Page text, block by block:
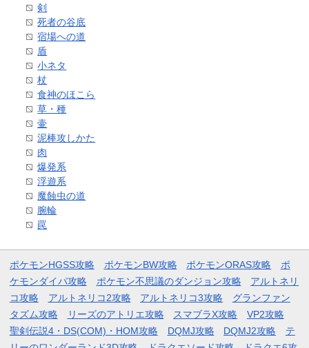
剣
死者の谷底
宿場への道
盾
小ネタ
杖
食神のほこら
草・種
壷
泥棒攻しかた
肉
爆発系
浮遊系
魔蝕虫の道
腕輪
罠
ポケモンHGSS攻略 ポケモンBW攻略 ポケモンORAS攻略
ポ
ケモンダイパ攻略
ポケモン不思議のダンジョン攻略
アルトネリ
コ攻略
アルトネリコ2攻略 アルトネリコ3攻略
グランファン
タズム攻略
リーズのアトリエ攻略 スマブラX攻略
VP2攻略
聖剣伝説4・DS(COM)・HOM攻略
DQMJ攻略 DQMJ2攻略
テ